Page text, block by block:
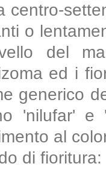
centro-
o
del
ed i
generico
'nilufar'
al
di